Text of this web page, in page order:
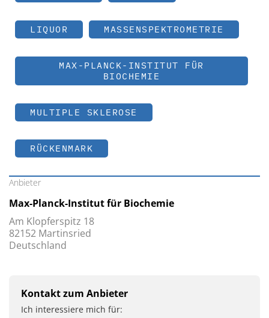
LIQUOR MASSENSPEKTROMETRIE
MAX-PLANCK-INSTITUT FÜR
BIOCHEMIE
MULTIPLE SKLEROSE
RÜCKENMARK
Anbieter
Max-Planck-Institut für Biochemie
Am Klopferspitz 18
82152 Martinsried
Deutschland
Kontakt zum Anbieter
Ich interessiere mich für: